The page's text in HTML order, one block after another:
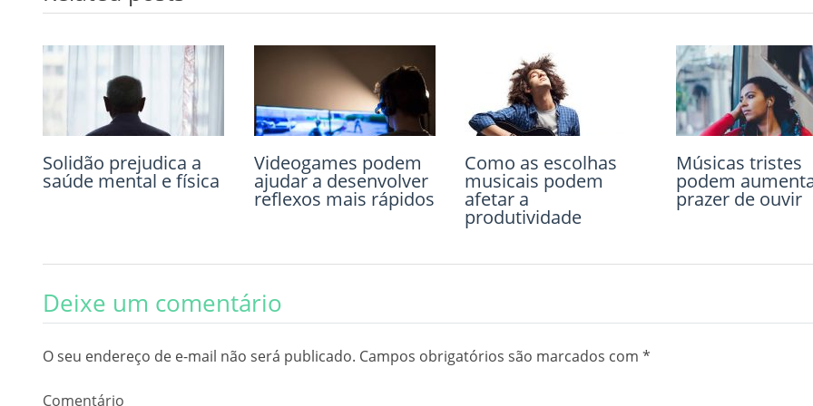
Solidão prejudica a
saúde mental e física
Videogames podem
ajudar a desenvolver
reflexos mais rápidos
Como as escolhas
musicais podem
afetar a
produtividade
Músicas tristes
podem
prazer de ouvir
A função adaptativa
emocional dos
O narcisismo e seu
impacto na
psicoterapia
Caminhar na
natureza melhora
função cerebral
Pessoas ignoram
estar doentes
não desmarcar
compromissos
Deixe um comentário
O seu endereço de e-mail não será publicado. Campos obrigatórios são marcados com *
Comentário